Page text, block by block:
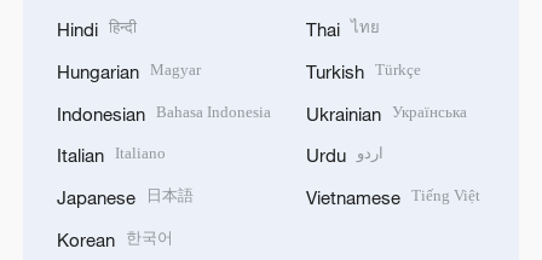
Hindi हिन्दी
Hungarian Magyar
Indonesian Bahasa Indonesia
Italian Italiano
Japanese 日本語
Korean 한국어
Thai ไทย
Turkish Türkçe
Ukrainian Українська
Urdu اردو
Vietnamese Tiếng Việt